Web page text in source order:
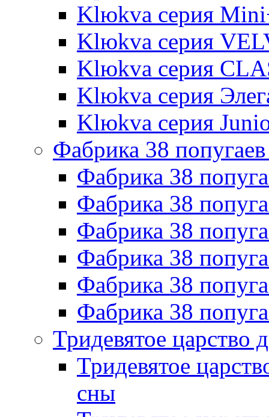
Klюkva серия
Klюkva серия
Klюkva серия
Klюkva серия
Klюkva серия
Фабрика 38
Фабрика 38
Фабрика 38
Фабрика 38
Фабрика 38
Фабрика 38
Фабрика 38
Тридевятое царство
Тридевятое
сны